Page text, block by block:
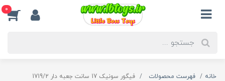
0
خانه فهرست محصولات فیگور سونیک 17 سانت جعبه دار 1719/2